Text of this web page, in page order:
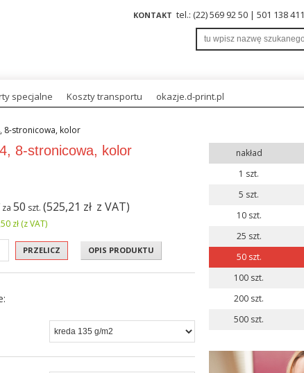
KONTAKT tel.: (22) 569 92 50 | 501 138 411
specjalne Koszty transportu okazje.d-print.pl
8-stronicowa, kolor
8-stronicowa, kolor
za 50 szt. (525,21 zł z VAT)
zł (z VAT)
PRZELICZ OPIS PRODUKTU
nakład
1 szt.
5 szt.
10 szt.
25 szt.
50 szt.
100 szt.
200 szt.
500 szt.